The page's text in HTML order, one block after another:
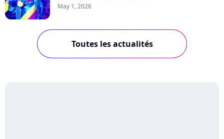
May 1, 2026
Toutes les actualités